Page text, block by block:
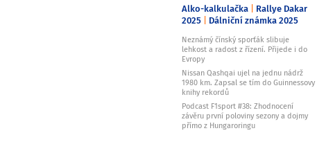
Alko-kalkulačka Rallye Dakar
2025 Dálniční známka 2025
Neznámý čínský sporťák slibuje
lehkost a radost z řízení. Přijede i do
Evropy
Nissan Qashqai ujel na jednu nádrž
1980 km. Zapsal se tím do Guinnessovy
knihy rekordů
Podcast F1sport #38: Zhodnocení
závěru první poloviny sezony a dojmy
přímo z Hungaroringu